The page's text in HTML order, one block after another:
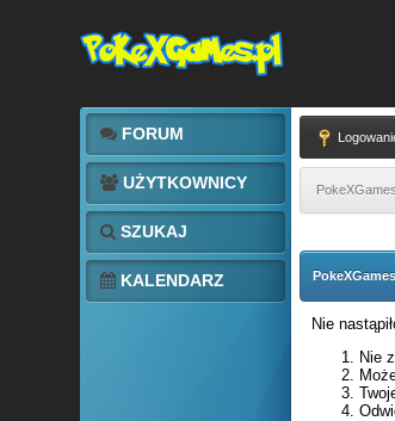
FORUM
UŻYTKOWNICY
SZUKAJ
KALENDARZ
Nie
Nie